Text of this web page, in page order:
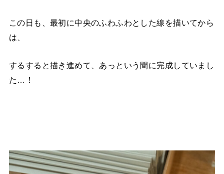
この日も、最初に中央のふわふわとした線を描いてから
は、
するすると描き進めて、あっという間に完成していまし
た…！